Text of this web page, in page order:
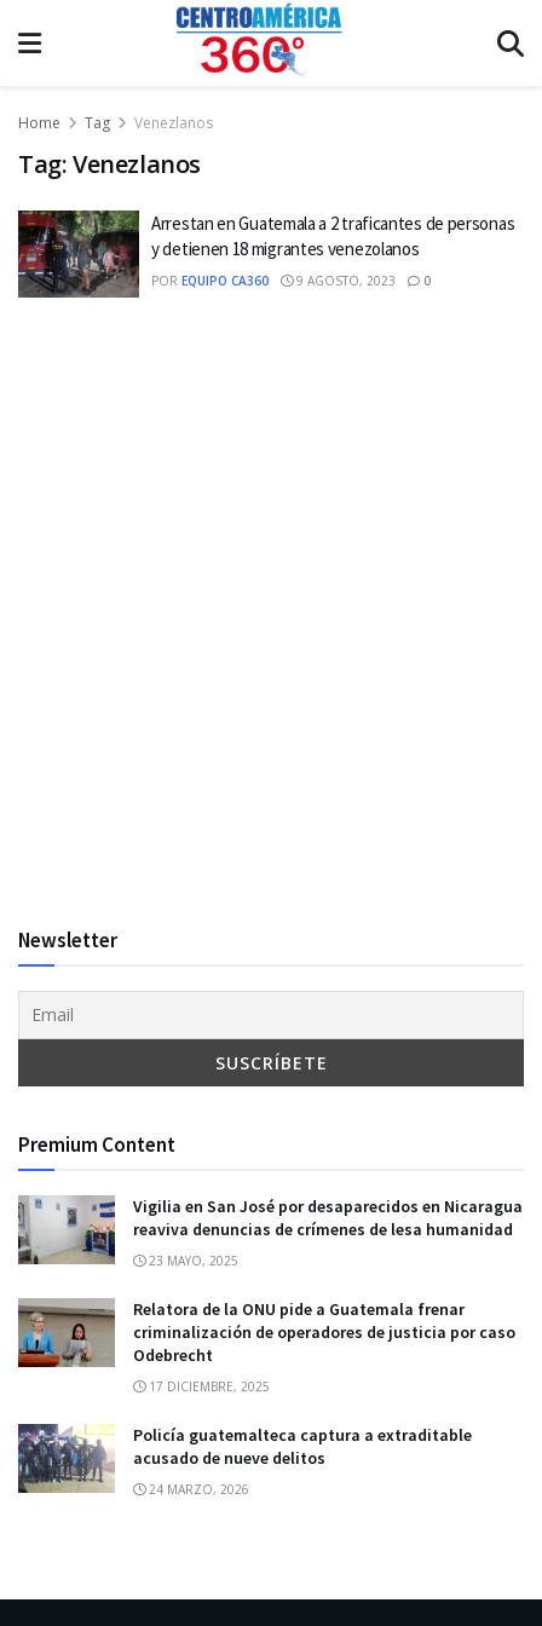
Home Tag Venezlanos
Tag:Venezlanos
Arrestan en Guatemala a 2 traficantes de personas
y detienen 18 migrantes venezolanos
POR EQUIPO CA360 9 AGOSTO, 2023 0
Newsletter
Premium Content
Vigilia en San José por desaparecidos en Nicaragua
reaviva denuncias de crímenes de lesa humanidad
23 MAYO, 2025
Relatora de la ONU pide a Guatemala frenar
criminalización de operadores de justicia por caso
Odebrecht
17 DICIEMBRE, 2025
Policía guatemalteca captura a extraditable
acusado de nueve delitos
24 MARZO, 2026